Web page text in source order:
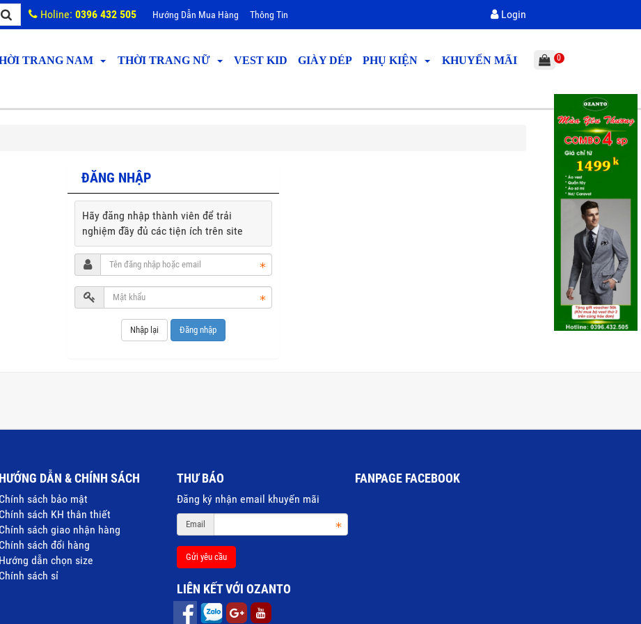
Holine: 0396 432 505 Hướng Dẫn Mua Hàng Thông Tin Login
TRANG NAM THỜI TRANG NỮ VEST KID GIÀY DÉP PHỤ KIỆN KHUYẾN MÃI 0
ĐĂNG NHẬP
Hãy đăng nhập thành viên để trải
nghiệm đầy đủ các tiện ích trên site
Nhập lại Đăng nhập
HƯỚNG DẪN & CHÍNH SÁCH
Chính sách bảo mật
Chính sách KH thân thiết
Chính sách giao nhận hàng
Chính sách đổi hàng
Hướng dẫn chọn size
Chính sách sỉ
THƯ BÁO
Đăng ký nhận email khuyến mãi
Email
Gửi yêu cầu
LIÊN KẾT VỚI OZANTO
FANPAGE FACEBOOK